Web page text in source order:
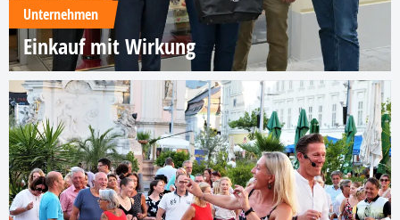
Unternehmen
Einkauf mit Wirkung